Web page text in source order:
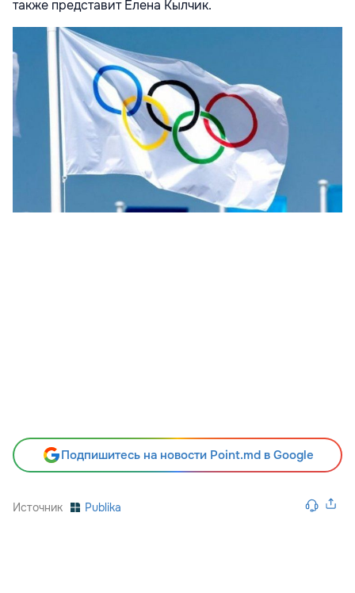
также представит Елена Кылчик.
Подпишитесь на новости Point.md в Google
Источник Publika